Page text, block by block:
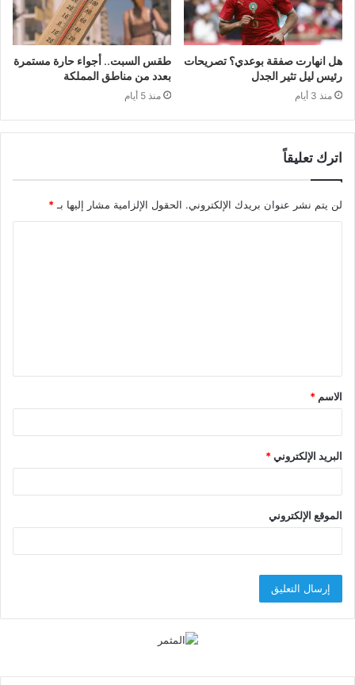
هل انهارت صفقة بوعدي؟ تصريحات
رئيس ليل تثير الجدل
منذ 3 أيام
طقس السبت.. أجواء حارة مستمرة
بعدد من مناطق المملكة
منذ 5 أيام
اترك تعليقاً
لن يتم نشر عنوان بريدك الإلكتروني. الحقول الإلزامية مشار إليها بـ *
ق
*
الاسم *
البريد الإلكتروني*
الموقع الإلكتروني